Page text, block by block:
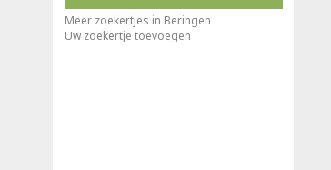
Meer zoekertjes in Beringen
Uw zoekertje toevoegen